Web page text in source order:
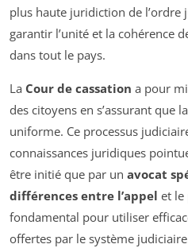
plus haute juridiction de l’ordre
garantir l’unité et la cohérence
dans tout le pays.
La Cour de cassation a pour
des citoyens en s’assurant que
uniforme. Ce processus
connaissances juridiques
être initié que par un avocat
différences entre l’appel et le
fondamental pour utiliser
offertes par le système